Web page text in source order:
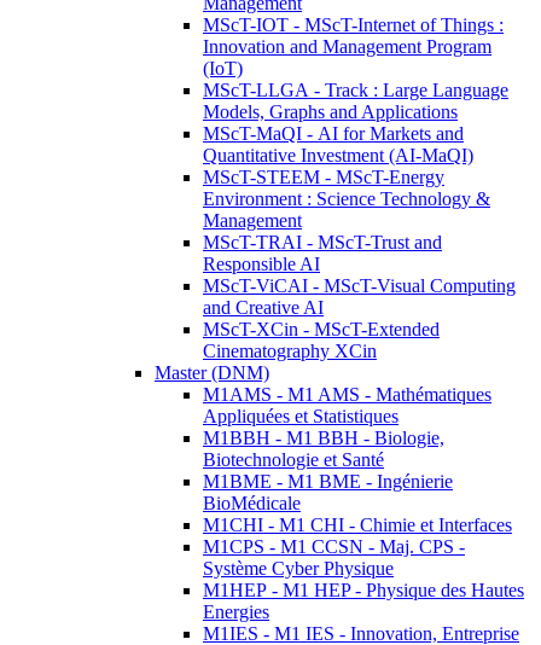
MScT-IOT - MScT-Internet of Things :
Innovation and Management Program
(IoT)
MScT-LLGA - Track : Large Language
Models, Graphs and Applications
MScT-MaQI - AI for Markets and
Quantitative Investment (AI-MaQI)
MScT-STEEM - MScT-Energy
Environment : Science Technology &
Management
MScT-TRAI - MScT-Trust and
Responsible AI
MScT-ViCAI - MScT-Visual Computing
and Creative AI
MScT-XCin - MScT-Extended
Cinematography XCin
Master (DNM)
M1AMS - M1 AMS - Mathématiques
Appliquées et Statistiques
M1BBH - M1 BBH - Biologie,
Biotechnologie et Santé
M1BME - M1 BME - Ingénierie
BioMédicale
M1CHI - M1 CHI - Chimie et Interfaces
M1CPS - M1 CCSN - Maj. CPS -
Système Cyber Physique
M1HEP - M1 HEP - Physique des Hautes
Energies
M1IES - M1 IES - Innovation, Entreprise